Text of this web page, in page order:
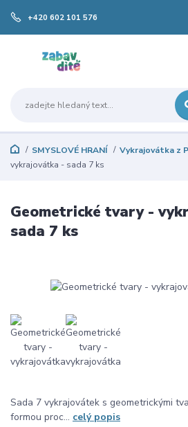
+420 602 101 576
SMYSLOVÉ HRANÍ Vykrajovátka z
vykrajovátka - sada 7 ks
Geometrické tvary -
sada 7 ks
Sada 7 vykrajovátek s geometrickými
formou proc... celý popis